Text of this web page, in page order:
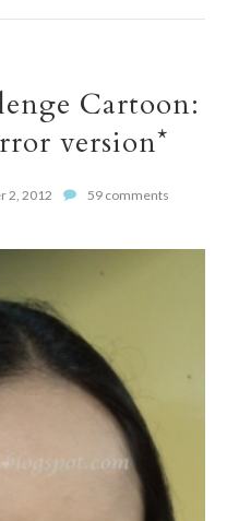
Cartoon:
version*
2, 2012 59 comments